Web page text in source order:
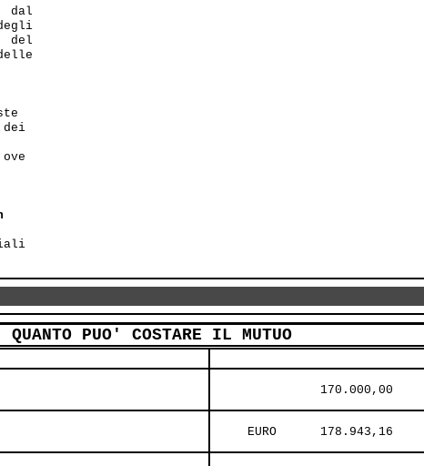
dal
del
QUANTO PUO' COSTARE IL MUTUO
               170.000,00
     EURO      178.943,16